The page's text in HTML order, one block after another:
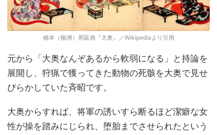
橋本（楊洲）周延画『大奥』／Wikipediaより引用
元から「大奥なんぞあるから軟弱になる」と持論を
展開し、狩猟で獲ってきた動物の死骸を大奥で見せ
びらかしていた斉昭です。
大奥からすれば、将軍の誘いすら断るほど潔癖な女
性が操を踏みにじられ、堕胎までさせられたという